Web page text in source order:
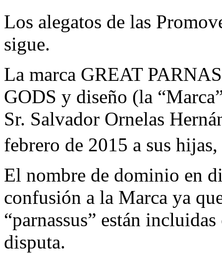
Los alegatos de las
sigue.
La marca GREAT
GODS y diseño (la
Sr. Salvador Ornelas
febrero de 2015 a sus
El nombre de dominio en
confusión a la Marca ya
“parnassus” están
disputa.